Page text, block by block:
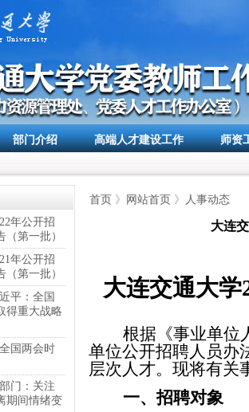
部门介绍 高端人才建设工作 师资
年公开招
第一批）
年公开招
第一批）
平：全国
得重大战略
国两会时
门：关注
期间情绪变
首页 》 网站首页 》 人事动态
大连
大连交通大学
根据《事业单位
单位公开招聘人员办
层次人才。现将有关
一、招聘对象